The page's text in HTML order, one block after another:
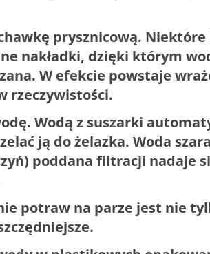
prysznicową.
nakładki, dzięki którym
W efekcie powstaje
rzeczywistości.
Wodą z suszarki
ją do żelazka. Woda
poddana filtracji nadaje
potraw na parze jest nie